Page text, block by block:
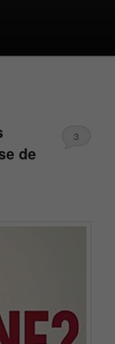
de
3